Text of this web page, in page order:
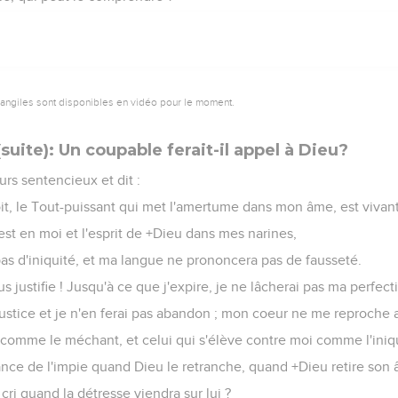
sont disponibles en vidéo pour le moment.
Un coupable ferait-il appel à Dieu?
sentencieux et dit :
le Tout-puissant qui met l'amertume dans mon âme, est
en moi et l'esprit de +Dieu dans mes narines,
d'iniquité, et ma langue ne prononcera pas de fausseté.
justifie ! Jusqu'à ce que j'expire, je ne lâcherai pas ma
et je n'en ferai pas abandon ; mon coeur ne me reproche
le méchant, et celui qui s'élève contre moi comme
de l'impie quand Dieu le retranche, quand +Dieu retire son
quand la détresse viendra sur lui ?